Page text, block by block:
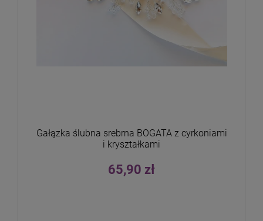
Gałązka ślubna srebrna BOGATA z cyrkoniami
i kryształkami
65,90 zł